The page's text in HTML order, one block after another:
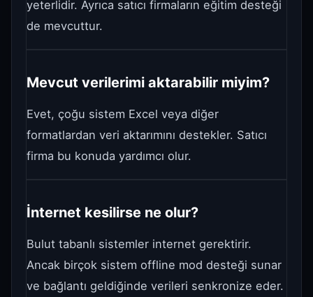
yeterlidir. Ayrıca satıcı firmaların eğitim desteği
de mevcuttur.
Mevcut verilerimi aktarabilir miyim?
Evet, çoğu sistem Excel veya diğer
formatlardan veri aktarımını destekler. Satıcı
firma bu konuda yardımcı olur.
İnternet kesilirse ne olur?
Bulut tabanlı sistemler internet gerektirir.
Ancak birçok sistem offline mod desteği sunar
ve bağlantı geldiğinde verileri senkronize eder.